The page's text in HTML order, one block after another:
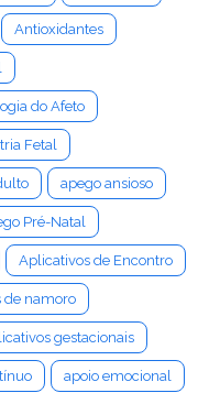
Antioxidantes
do Afeto
Fetal
apego ansioso
Pré-Natal
Aplicativos de Encontro
de namoro
gestacionais
apoio emocional